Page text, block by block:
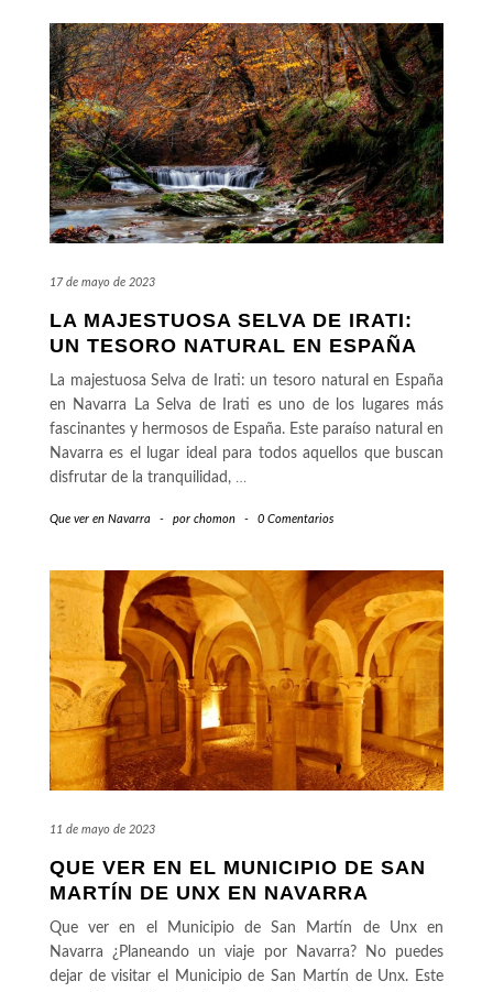
17 de mayo de 2023
LA MAJESTUOSA SELVA DE IRATI:
UN TESORO NATURAL EN ESPAÑA
La majestuosa Selva de Irati: un tesoro natural en España
en Navarra La Selva de Irati es uno de los lugares más
fascinantes y hermosos de España. Este paraíso natural en
Navarra es el lugar ideal para todos aquellos que buscan
disfrutar de la tranquilidad, …
Que ver en Navarra - por chomon - 0 Comentarios
11 de mayo de 2023
QUE VER EN EL MUNICIPIO DE SAN
MARTÍN DE UNX EN NAVARRA
Que ver en el Municipio de San Martín de Unx en
Navarra ¿Planeando un viaje por Navarra? No puedes
dejar de visitar el Municipio de San Martín de Unx. Este